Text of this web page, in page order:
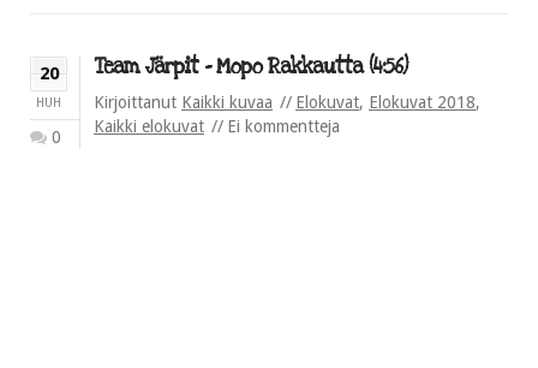
20
HUH
0
Team Järpit – Mopo Rakkautta (4:56)
Kirjoittanut Kaikki kuvaa Elokuvat, Elokuvat 2018,
Kaikki elokuvat
Ei kommentteja